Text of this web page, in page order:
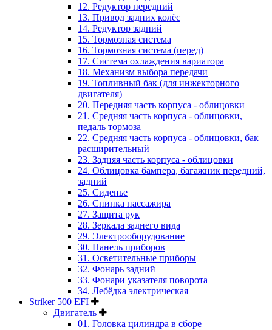
12. Редуктор передний
13. Привод задних колёс
14. Редуктор задний
15. Тормозная система
16. Тормозная система (перед)
17. Система охлаждения вариатора
18. Механизм выбора передачи
19. Топливный бак (для инжекторного
двигателя)
20. Передняя часть корпуса - облицовки
21. Средняя часть корпуса - облицовки,
педаль тормоза
22. Средняя часть корпуса - облицовки, бак
расширительный
23. Задняя часть корпуса - облицовки
24. Облицовка бампера, багажник передний,
задний
25. Сиденье
26. Спинка пассажира
27. Защита рук
28. Зеркала заднего вида
29. Электрооборудование
30. Панель приборов
31. Oсветительные приборы
32. Фонарь задний
33. Фонари указателя поворота
34. Лебёдка электрическая
Striker 500 EFI
Двигатель
01. Головка цилиндра в сборе